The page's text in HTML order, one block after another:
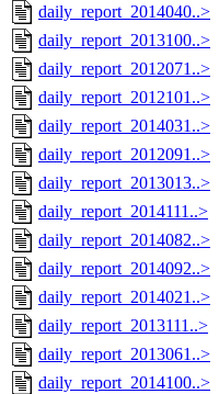
daily_report_2014040..>
daily_report_2013100..>
daily_report_2012071..>
daily_report_2012101..>
daily_report_2014031..>
daily_report_2012091..>
daily_report_2013013..>
daily_report_2014111..>
daily_report_2014082..>
daily_report_2014092..>
daily_report_2014021..>
daily_report_2013111..>
daily_report_2013061..>
daily_report_2014100..>